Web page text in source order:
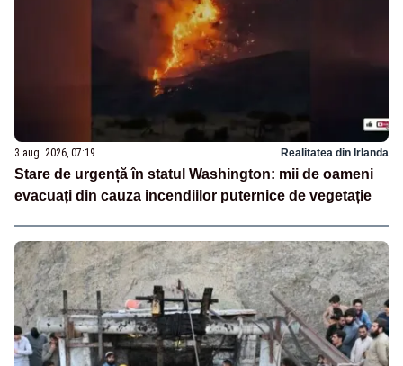
3 aug. 2026, 07:19 Realitatea din Irlanda
Stare de urgență în statul Washington: mii de oameni
evacuați din cauza incendiilor puternice de vegetație